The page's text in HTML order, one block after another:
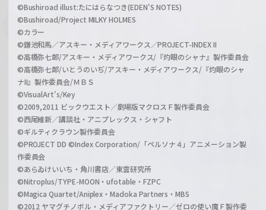
©Bushiroad illust:たにはらなつき(EDEN'S NOTES)
©Bushiroad/Project MILKY HOLMES
©カラー
©鎌池和馬／アスキー・メディアワークス／PROJECT-INDEX II
©高橋弥七郎/アスキー・メディアワークス/『灼眼のシャナ』製作委員会
©高橋弥七郎/いとうのいぢ/アスキー・メディアワークス/『灼眼のシャ
ナII』製作委員会/ＭＢＳ
©VisualArt's/Key
©2009,2011 ビックウエスト／劇場版マクロスＦ製作委員会
©西尾維新／講談社・アニプレックス・シャフト
©ギルティクラウン製作委員会
©PROJECT DD ©Index Corporation/「ペルソナ４」アニメーション製
作委員会
©あらゐけいいち・角川書店／東雲研究所
©Nitroplus/TYPE-MOON・ufotable・FZPC
©Magica Quartet/Aniplex・Madoka Partners・MBS
©2012 ヤマグチノボル・メディアファクトリー／ゼロの使い魔Ｆ製作委